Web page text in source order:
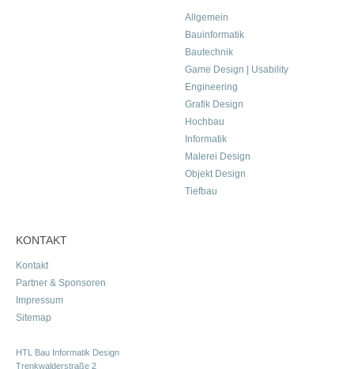
Allgemein
Bauinformatik
Bautechnik
Game Design | Usability
Engineering
Grafik Design
Hochbau
Informatik
Malerei Design
Objekt Design
Tiefbau
KONTAKT
Kontakt
Partner & Sponsoren
Impressum
Sitemap
HTL Bau Informatik Design
Trenkwalderstraße 2